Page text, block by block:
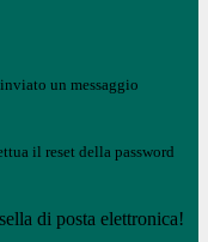
un messaggio
il reset della password
di posta elettronica!